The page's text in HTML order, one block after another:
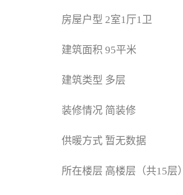
房屋户型 2室1厅1卫
建筑面积 95平米
建筑类型 多层
装修情况 简装修
供暖方式 暂无数据
所在楼层 高楼层（共15层）